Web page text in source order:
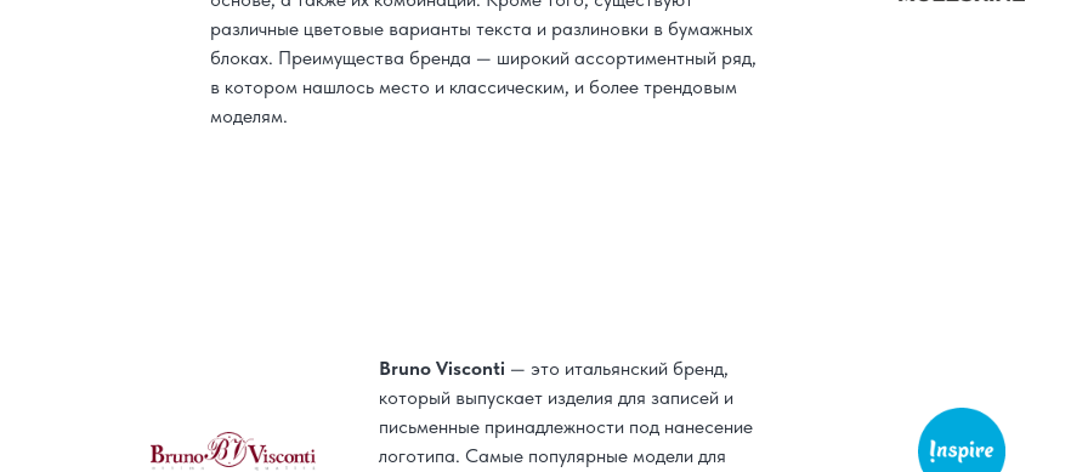
различные цветовые варианты текста и разлиновки в бумажных
блоках. Преимущества бренда — широкий ассортиментный ряд,
в котором нашлось место и классическим, и более трендовым
моделям.
Bruno Visconti — это итальянский бренд,
который выпускает изделия для записей и
письменные принадлежности под нанесение
логотипа. Самые популярные модели для